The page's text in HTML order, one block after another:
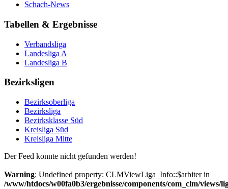
Schach-News
Tabellen & Ergebnisse
Verbandsliga
Landesliga A
Landesliga B
Bezirksligen
Bezirksoberliga
Bezirksliga
Bezirksklasse Süd
Kreisliga Süd
Kreisliga Mitte
Der Feed konnte nicht gefunden werden!
Warning: Undefined property: CLMViewLiga_Info::$arbiter in
/www/htdocs/w00fa0b3/ergebnisse/components/com_clm/views/